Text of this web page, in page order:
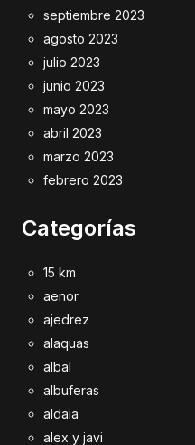
septiembre 2023
agosto 2023
julio 2023
junio 2023
mayo 2023
abril 2023
marzo 2023
febrero 2023
Categorías
15 km
aenor
ajedrez
alaquas
albal
albuferas
aldaia
alex y javi